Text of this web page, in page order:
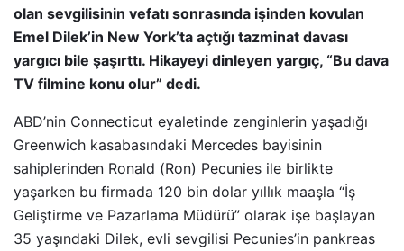
olan sevgilisinin vefatı sonrasında işinden kovulan
Emel Dilek’in New York’ta açtığı tazminat davası
yargıcı bile şaşırttı. Hikayeyi dinleyen yargıç, “Bu dava
TV filmine konu olur” dedi.
ABD’nin Connecticut eyaletinde zenginlerin yaşadığı
Greenwich kasabasındaki Mercedes bayisinin
sahiplerinden Ronald (Ron) Pecunies ile birlikte
yaşarken bu firmada 120 bin dolar yıllık maaşla “İş
Geliştirme ve Pazarlama Müdürü” olarak işe başlayan
35 yaşındaki Dilek, evli sevgilisi Pecunies’in pankreas